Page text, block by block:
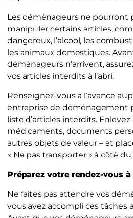
Les déménageurs ne pourront
manipuler certains articles,
dangereux, l’alcool, les
les animaux domestiques.
déménageurs n’arrivent,
vos articles interdits à l’abri.
Renseignez-vous à l’avance
entreprise de déménagement
liste d’articles interdits.
médicaments, documents
autres objets de valeur – et
« Ne pas transporter » à côté du
Préparez votre rendez-vous à
Ne faites pas attendre vos
vous avez accompli ces tâches